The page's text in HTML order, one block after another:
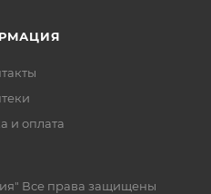
и оплата
Все права защищены